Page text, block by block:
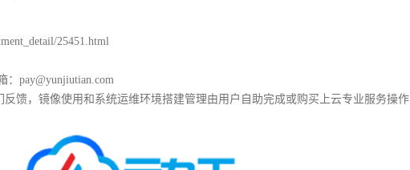
25451.html
：pay@yunjiutian.com
馈，镜像使用和系统运维环境搭建管理由用户自助完成或购买上云专业服务操作